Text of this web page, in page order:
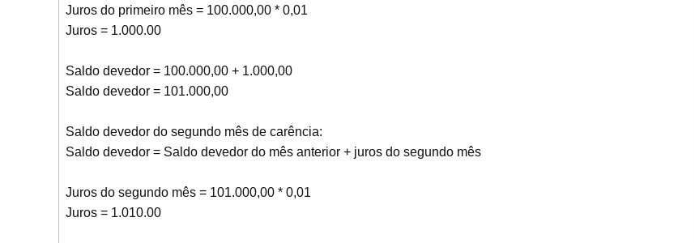
Juros do primeiro mês = 100.000,00 * 0,01
Juros = 1.000.00
Saldo devedor = 100.000,00 + 1.000,00
Saldo devedor = 101.000,00
Saldo devedor do segundo mês de carência:
Saldo devedor = Saldo devedor do mês anterior + juros do segundo mês
Juros do segundo mês = 101.000,00 * 0,01
Juros = 1.010.00